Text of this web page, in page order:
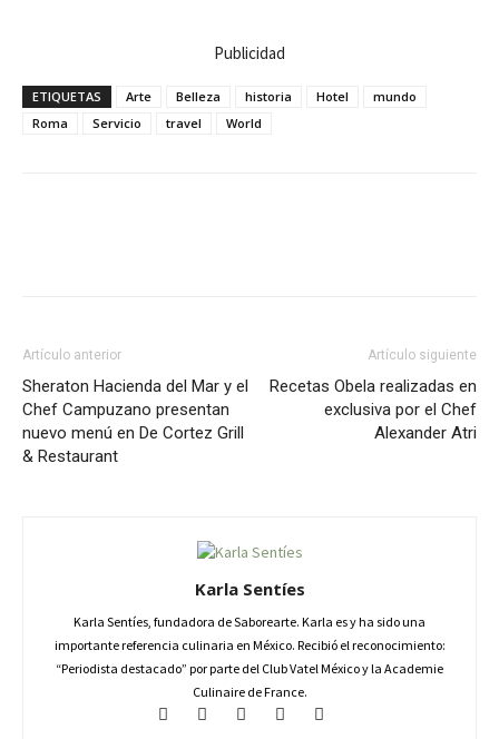
Publicidad
ETIQUETAS Arte Belleza historia Hotel
mundo
Roma
Servicio travel World
Artículo anterior
Sheraton Hacienda del Mar y el
Chef Campuzano presentan
nuevo menú en De Cortez Grill
& Restaurant
Artículo siguiente
Recetas Obela realizadas en
exclusiva por el Chef
Alexander Atri
Karla Sentíes
Karla Sentíes, fundadora de Saborearte. Karla es y ha sido una
importante referencia culinaria en México. Recibió el reconocimiento:
“Periodista destacado” por parte del Club Vatel México y la Academie
Culinaire de France.